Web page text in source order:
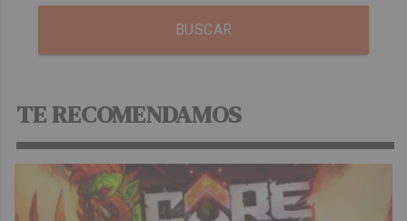
BUSCAR
TE RECOMENDAMOS